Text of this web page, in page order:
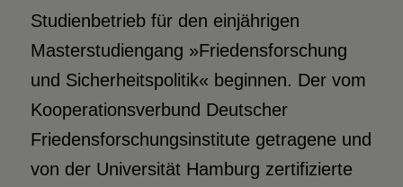
Studienbetrieb für den einjährigen
Masterstudiengang »Friedensforschung
und Sicherheitspolitik« beginnen. Der vom
Kooperationsverbund Deutscher
Friedensforschungsinstitute getragene und
von der Universität Hamburg zertifizierte